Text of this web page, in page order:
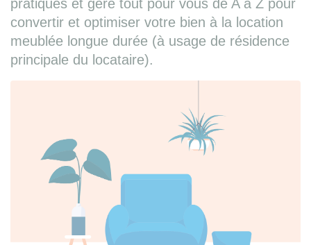
pratiques et gère tout pour vous de A à Z pour
convertir et optimiser votre bien à la location
meublée longue durée (à usage de résidence
principale du locataire).